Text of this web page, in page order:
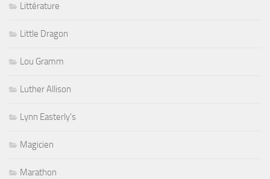
Littérature
Little Dragon
Lou Gramm
Luther Allison
Lynn Easterly's
Magicien
Marathon